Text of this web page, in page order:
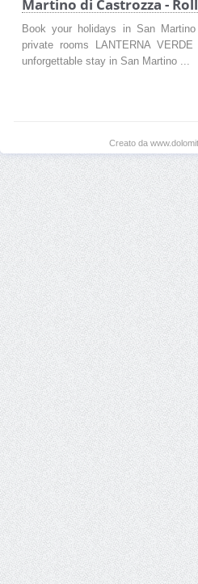
Martino di Castrozza -
Book your holidays in San
private rooms LANTERNA
unforgettable stay in San Martino ...
Creato da